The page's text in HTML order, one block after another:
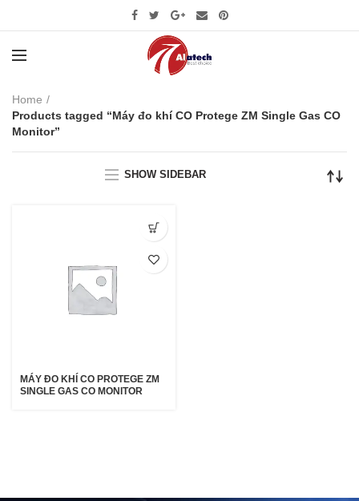
Home
Products tagged “Máy đo khí CO Protege ZM Single Gas CO
Monitor”
SHOW SIDEBAR
MÁY ĐO KHÍ CO PROTEGE ZM
SINGLE GAS CO MONITOR